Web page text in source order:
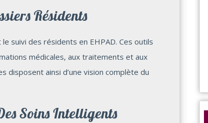
Résidents
suivi des résidents en EHPAD. Ces outils
médicales, aux traitements et aux
disposent ainsi d’une vision complète du
Soins Intelligents